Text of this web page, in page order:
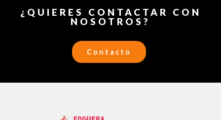
¿QUIERES CONTACTAR CON
NOSOTROS?
Contacto